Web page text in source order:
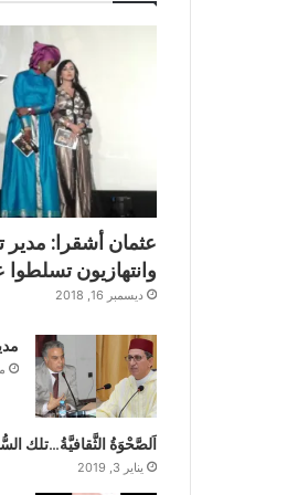
عثمان أشقرا:
وانتهازيون
ديسمبر 16, 2018
اَلصَّحْوَةُ الثَّقافيَّةُ…تلك
يناير 3, 2019